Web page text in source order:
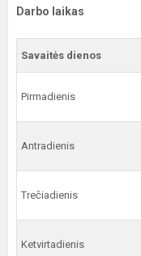
Darbo laikas
Savaitės dienos
Pirmadienis
Antradienis
Trečiadienis
Ketvirtadienis